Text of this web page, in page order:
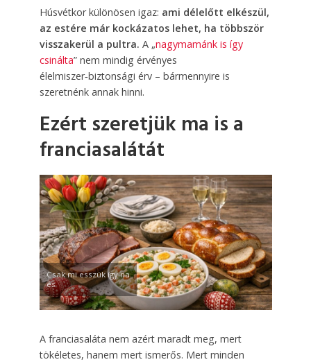
Húsvétkor különösen igaz: ami délelőtt elkészül,
az estére már kockázatos lehet, ha többször
visszakerül a pultra. A „nagymamánk is így
csinálta” nem mindig érvényes
élelmiszer‑biztonsági érv – bármennyire is
szeretnénk annak hinni.
Ezért szeretjük ma is a
franciasalátát
Csak mi esszük így na
és
A franciasaláta nem azért maradt meg, mert
tökéletes, hanem mert ismerős. Mert minden